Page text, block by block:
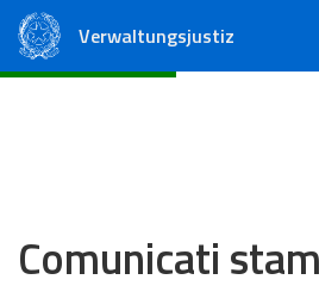
Verwaltungsjustiz
Comunicati